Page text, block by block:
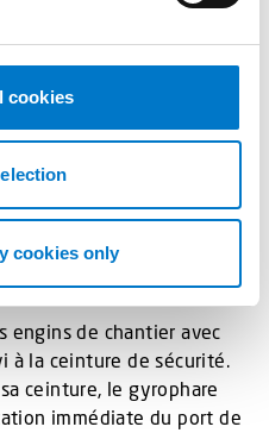
cookies
cookies only
respecte
etEASA. Il convient donc
mobiles en zone
renforcent la position
solution
ceinture sur
engins de chantier avec
à la ceinture de sécurité.
ceinture, le gyrophare
immédiate du port de